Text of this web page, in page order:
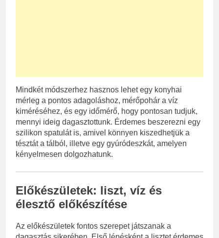
Mindkét módszerhez hasznos lehet egy konyhai
mérleg a pontos adagoláshoz, mérőpohár a víz
kiméréséhez, és egy időmérő, hogy pontosan tudjuk,
mennyi ideig dagasztottunk. Érdemes beszerezni egy
szilikon spatulát is, amivel könnyen kiszedhetjük a
tésztát a tálból, illetve egy gyúródeszkát, amelyen
kényelmesen dolgozhatunk.
Előkészületek: liszt, víz és
élesztő előkészítése
Az előkészületek fontos szerepet játszanak a